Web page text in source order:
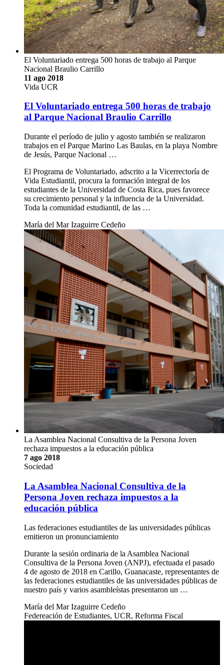
El Voluntariado entrega 500 horas de trabajo al Parque
Nacional Braulio Carrillo
11 ago 2018
Vida UCR
El Voluntariado entrega 500 horas de trabajo
al Parque Nacional Braulio Carrillo
Durante el período de julio y agosto también se realizaron
trabajos en el Parque Marino Las Baulas, en la playa Nombre
de Jesús, Parque Nacional …
El Programa de Voluntariado, adscrito a la Vicerrectoría de
Vida Estudiantil, procura la formación integral de los
estudiantes de la Universidad de Costa Rica, pues favorece
su crecimiento personal y la influencia de la Universidad.
Toda la comunidad estudiantil, de las …
María del Mar Izaguirre Cedeño
La Asamblea Nacional Consultiva de la Persona Joven
rechaza impuestos a la educación pública
7 ago 2018
Sociedad
La Asamblea Nacional Consultiva de la
Persona Joven rechaza impuestos a la
educación pública
Las federaciones estudiantiles de las universidades públicas
emitieron un pronunciamiento
Durante la sesión ordinaria de la Asamblea Nacional
Consultiva de la Persona Joven (ANPJ), efectuada el pasado
4 de agosto de 2018 en Carillo, Guanacaste, representantes de
las federaciones estudiantiles de las universidades públicas de
nuestro país y varios asambleístas presentaron un …
María del Mar Izaguirre Cedeño
Federeación de Estudiantes, UCR, Reforma Fiscal